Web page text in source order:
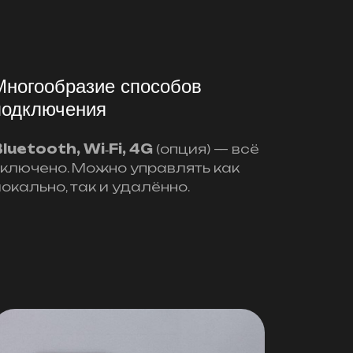
способов
Wi‑Fi, 4G (опция) — всё
Можно управлять как
так и удалённо.